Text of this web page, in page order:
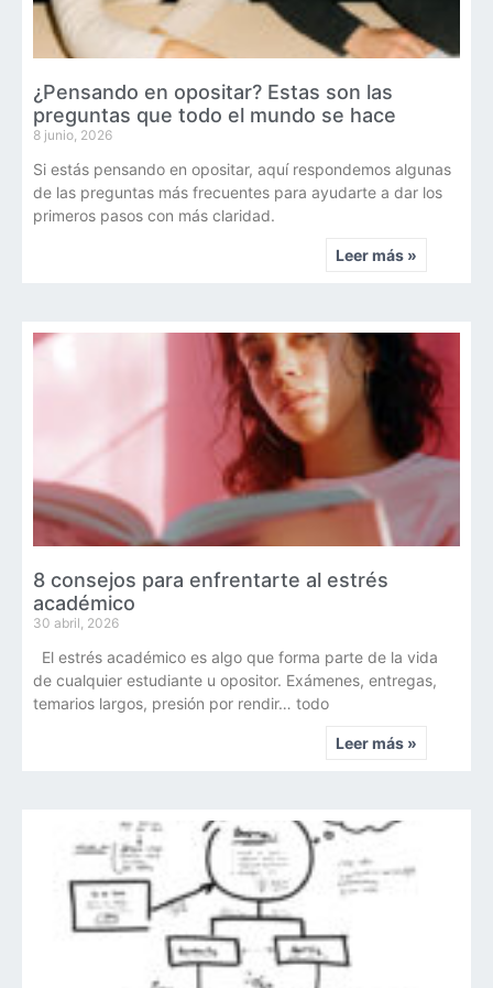
¿Pensando en opositar? Estas son las
preguntas que todo el mundo se hace
8 junio, 2026
Si estás pensando en opositar, aquí respondemos algunas
de las preguntas más frecuentes para ayudarte a dar los
primeros pasos con más claridad.
Leer más »
8 consejos para enfrentarte al estrés
académico
30 abril, 2026
El estrés académico es algo que forma parte de la vida
de cualquier estudiante u opositor. Exámenes, entregas,
temarios largos, presión por rendir… todo
Leer más »